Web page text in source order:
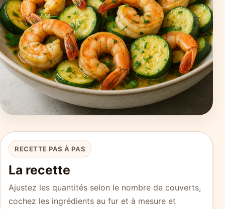
RECETTE PAS À PAS
La recette
Ajustez les quantités selon le nombre de couverts,
cochez les ingrédients au fur et à mesure et